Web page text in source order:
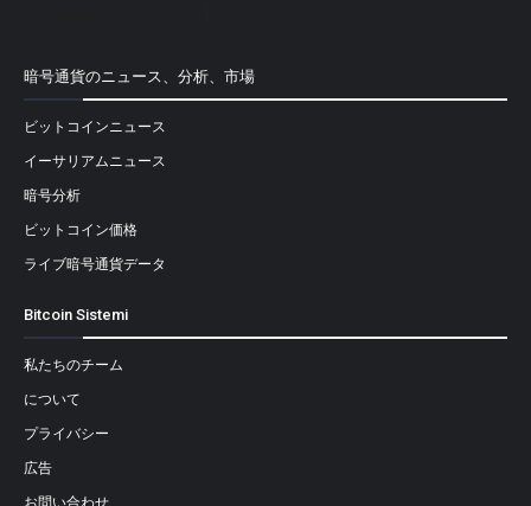
暗号通貨のニュース、分析、市場
ビットコインニュース
イーサリアムニュース
暗号分析
ビットコイン価格
ライブ暗号通貨データ
Bitcoin Sistemi
私たちのチーム
について
プライバシー
広告
お問い合わせ